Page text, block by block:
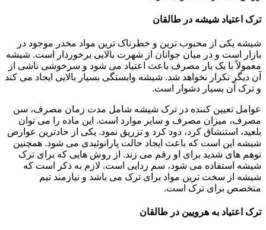
ترک اعتیاد شیشه در طالقان
شیشه یکی از محبوب ترین و خطرناک ترین مواد مخدر موجود در
بازار است و در میان جوانان از شهرت بالایی برخوردار است. شیشه
معمولاً با یک بار مصرف باعث اعتیاد می شود و سرخوشی ناشی از
آن دیگر تکرار نخواهد شد. شیشه وابستگی بسیار بالایی ایجاد می کند
و ترک آن بسیار دشوار است.
عوامل تعیین کننده در ترک شیشه شامل مدت زمان مصرف، سن
مصرف، میزان مصرف و سایر موارد است. این ماده را می توان
بلعید، استنشاق کرد، دود کرد و تزریق نمود. یکی از حادترین عوارض
شیشه این است که باعث ایجاد حالت پارانوئیدی می شود. همچنین
توهم های شدید برای او رقم می زند. از روش هایی که برای ترک
شیشه استفاده می شود، سم زدایی است. لازم به ذکر است که
شیشه از سخت ترین مواد برای ترک می باشد و نیازمند تیم
متخصص برای ترک است.
ترک اعتیاد به هرویین در طالقان